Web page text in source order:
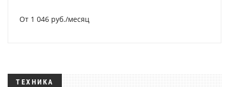
От 1 046 руб./месяц
ТЕХНИКА